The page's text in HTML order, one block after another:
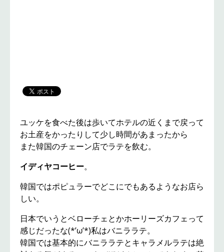
ユッケを食べた後は歩いてホテルの近くまで戻って
お土産をかったりして少し時間があまったから
また韓国のチェーン店でラテを飲む。
イディヤコーヒー。
韓国ではポピュラーでどこにでもあるようなお店ら
しい。
日本でいうとベローチェとかホーリーズカフェって
感じだったな(*’ω’*)私はバニララテ。
韓国では基本的にバニララテとキャラメルラテは絶